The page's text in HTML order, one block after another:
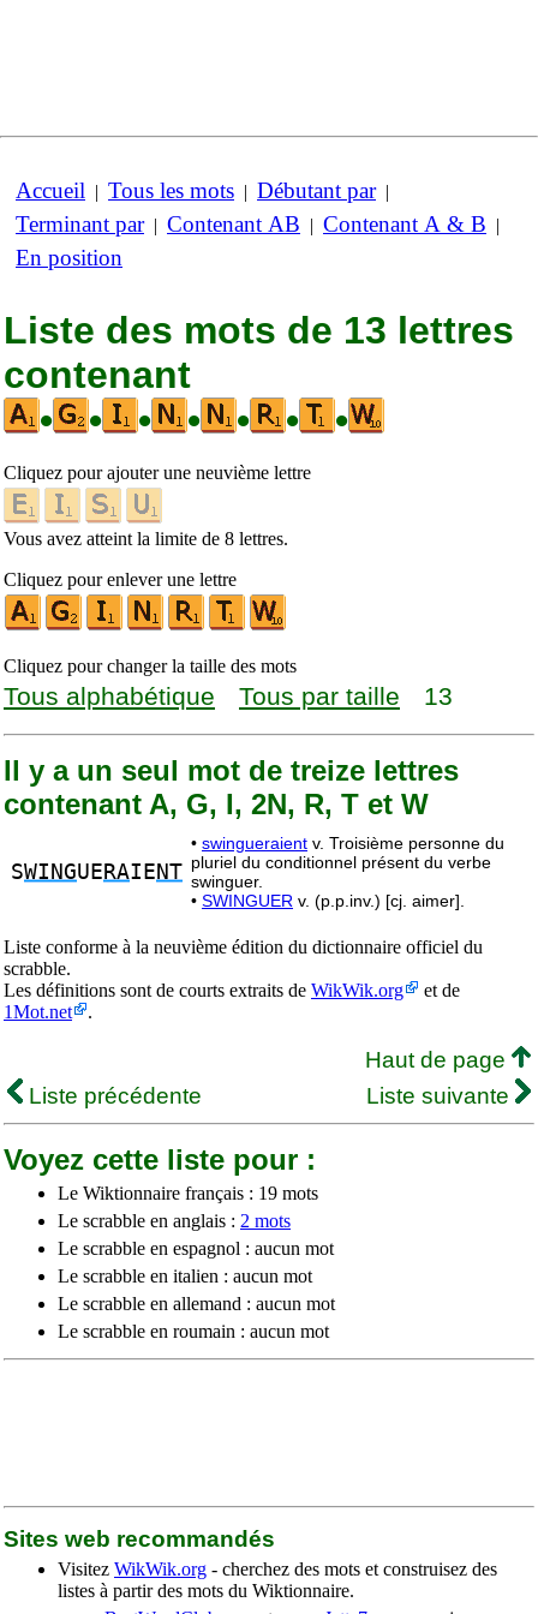
Accueil | Tous les mots | Débutant par|
Terminant par| Contenant AB | Contenant A & B |
En position
Liste des mots de 13 lettres
contenant
•
• • • • • •
Cliquez pour ajouter une neuvième lettre
Vous avez atteint la limite de 8 lettres.
Cliquez pour enlever une lettre
Cliquez pour changer la taille des mots
Tous alphabétique Tous par taille 13
Il y a un seul mot de treize lettres
contenant A, G, I, 2N, R, T et W
SWINGUE RAIE NT
• swingueraient v. Troisième personne du
pluriel du conditionnel présent du verbe
swinguer.
• SWINGUER v. (p.p.inv.) [cj. aimer].
Liste conforme à la neuvième édition du dictionnaire officiel du
scrabble.
Les définitions sont de courts extraits de WikWik.org
et de
1Mot.net
.
Haut de page
Liste précédente
Liste suivante
Voyez cette liste pour :
Le Wiktionnaire français : 19 mots
Le scrabble en anglais : 2 mots
Le scrabble en espagnol : aucun mot
Le scrabble en italien : aucun mot
Le scrabble en allemand : aucun mot
Le scrabble en roumain : aucun mot
Sites web recommandés
Visitez WikWik.org - cherchez des mots et construisez des
listes à partir des mots du Wiktionnaire.